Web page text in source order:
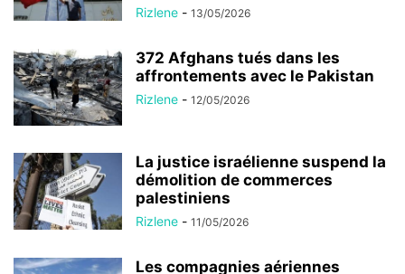
Rizlene - 13/05/2026
372 Afghans tués dans les
affrontements avec le Pakistan
Rizlene - 12/05/2026
La justice israélienne suspend la
démolition de commerces
palestiniens
Rizlene - 11/05/2026
Les compagnies aériennes